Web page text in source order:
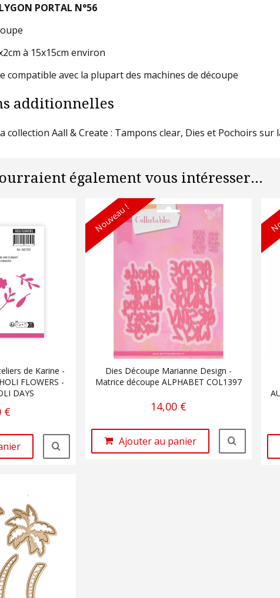
PORTAL N°56
à 15x15cm environ
compatible avec la plupart des machines de découpe
additionnelles
collection Aall & Create : Tampons clear, Dies et Pochoirs sur
également vous intéresser...
de Karine -
FLOWERS -
DAYS
€
Nouveau !
Dies Découpe Marianne Design -
Matrice découpe ALPHABET COL1397
14,00 €
Ajouter au panier